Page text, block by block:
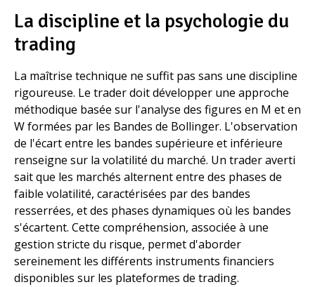
La discipline et la psychologie du
trading
La maîtrise technique ne suffit pas sans une discipline
rigoureuse. Le trader doit développer une approche
méthodique basée sur l'analyse des figures en M et en
W formées par les Bandes de Bollinger. L'observation
de l'écart entre les bandes supérieure et inférieure
renseigne sur la volatilité du marché. Un trader averti
sait que les marchés alternent entre des phases de
faible volatilité, caractérisées par des bandes
resserrées, et des phases dynamiques où les bandes
s'écartent. Cette compréhension, associée à une
gestion stricte du risque, permet d'aborder
sereinement les différents instruments financiers
disponibles sur les plateformes de trading.